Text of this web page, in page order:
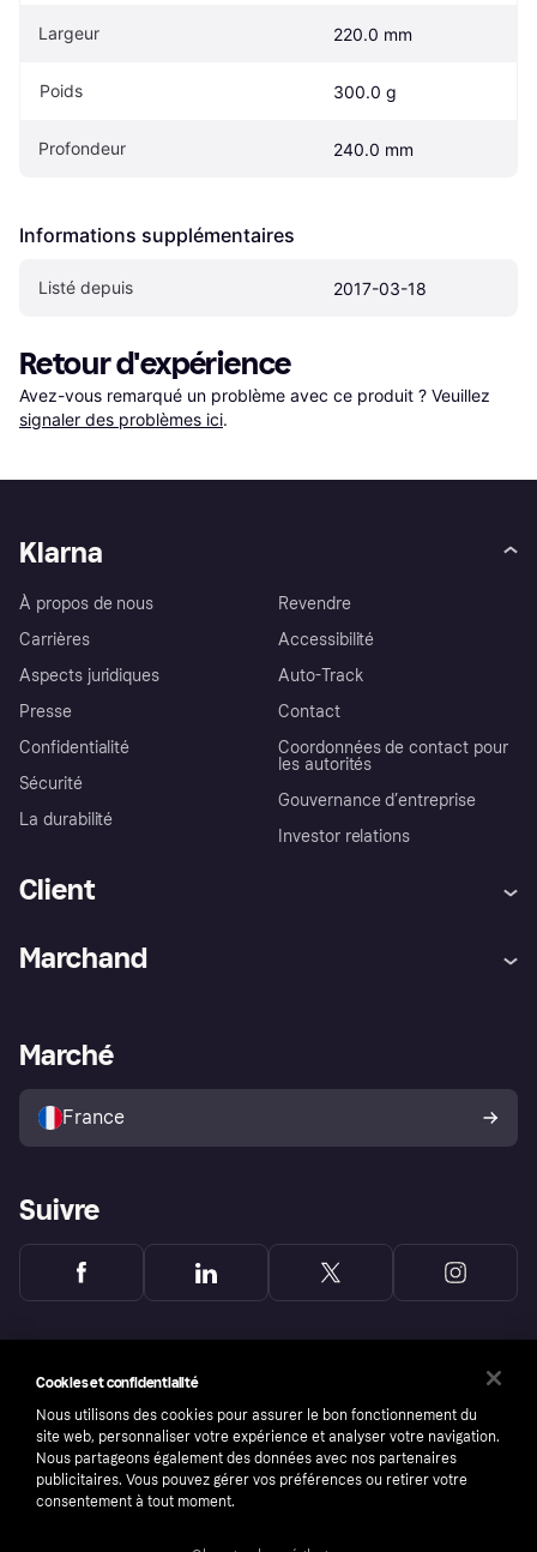
Largeur 220.0 mm
Poids 300.0 g
Profondeur 240.0 mm
Informations supplémentaires
Listé depuis 2017-03-18
Retour d'expérience
Avez-vous remarqué un problème avec ce produit ? Veuillez
signaler des problèmes ici.
Klarna
À propos de nous
Carrières
Aspects juridiques
Presse
Confidentialité
Sécurité
La durabilité
Revendre
Accessibilité
Auto-Track
Contact
Coordonnées de contact pour
les autorités
Gouvernance d’entreprise
Investor relations
Client
Explorez les magasins
Politique de protection de
l’acheteur Klarna
Marchand
Portail Marchand
Marché
France
Suivre
Cookies et confidentialité
Nous utilisons des cookies pour assurer le bon fonctionnement du
site web, personnaliser votre expérience et analyser votre navigation.
Nous partageons également des données avec nos partenaires
publicitaires. Vous pouvez gérer vos préférences ou retirer votre
consentement à tout moment.